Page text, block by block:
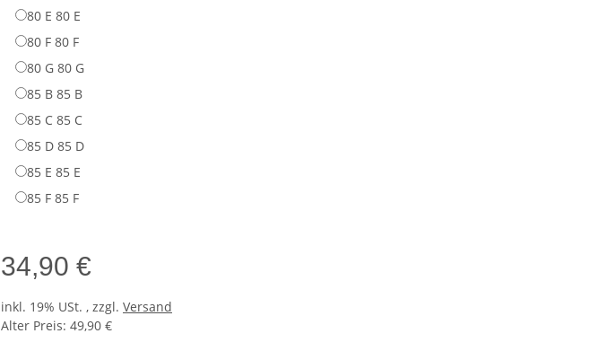
80 E 80 E
80 F 80 F
80 G 80 G
85 B 85 B
85 C 85 C
85 D 85 D
85 E 85 E
85 F 85 F
34,90 €
inkl. 19% USt. , zzgl. Versand
Alter Preis: 49,90 €